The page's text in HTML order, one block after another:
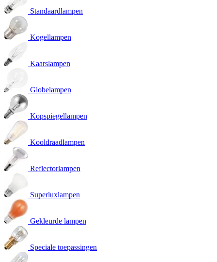
Standaardlampen
Kogellampen
Kaarslampen
Globelampen
Kopspiegellampen
Kooldraadlampen
Reflectorlampen
Superluxlampen
Gekleurde lampen
Speciale toepassingen